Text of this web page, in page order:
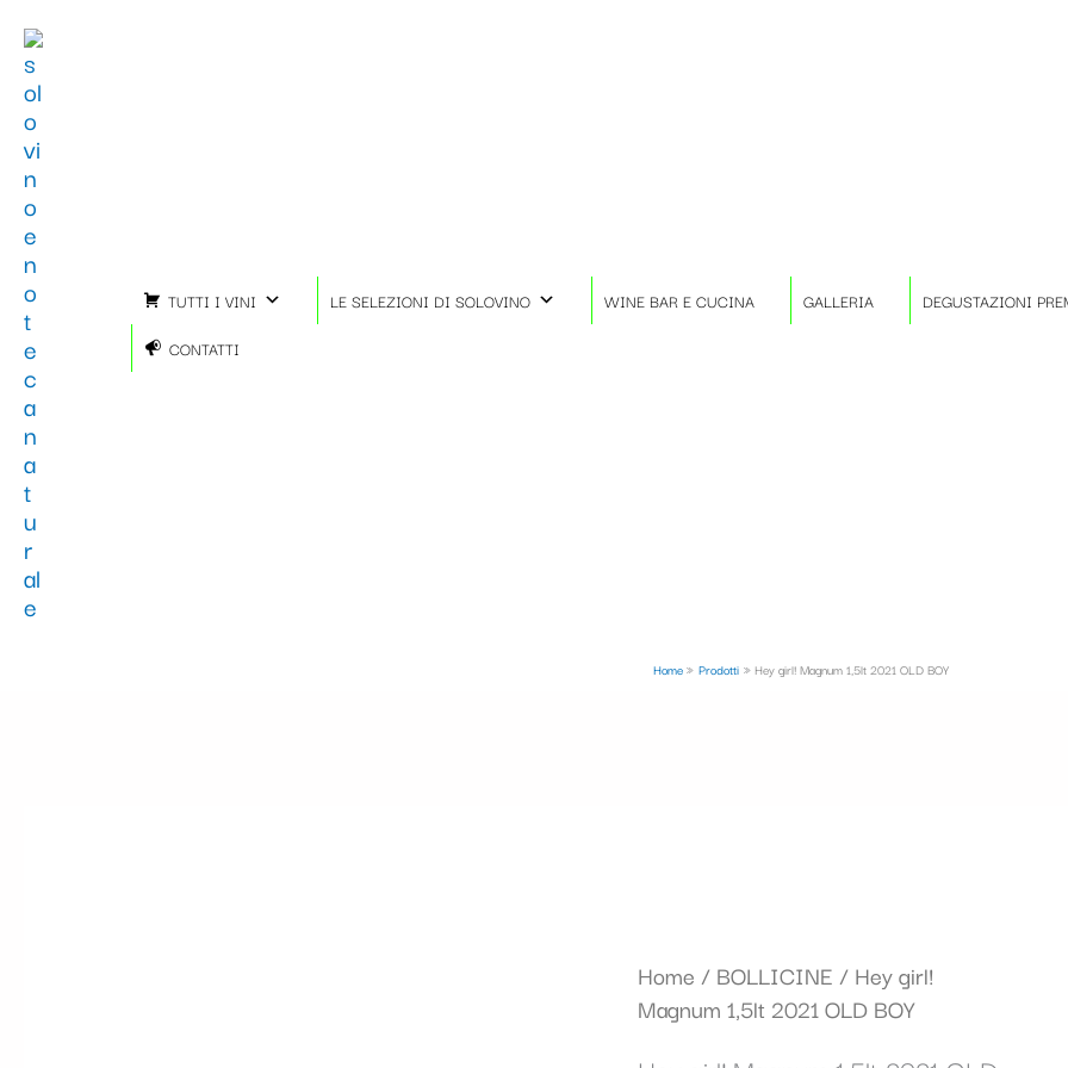
contenuto
TUTTI I VINI LE SELEZIONI DI SOLOVINO WINE BAR E CUCINA GALLERIA DEGUSTAZIONI
CONTATTI
Home Prodotti Hey girl! Magnum 1,5lt 2021 OLD BOY
Home / BOLLICINE / Hey girl!
Magnum 1,5lt 2021 OLD BOY
fiscale:
Carrello: